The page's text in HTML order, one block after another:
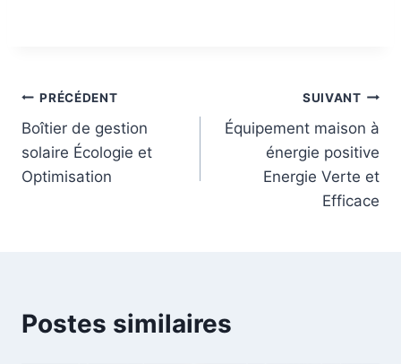
Navigation
de
l’article
PRÉCÉDENT
Boîtier de gestion
solaire Écologie et
Optimisation
SUIVANT
Équipement maison à
énergie positive
Energie Verte et
Efficace
Postes similaires